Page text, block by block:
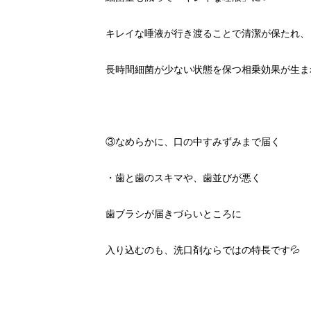
キレイな唾液が行き渡ることで清潔が保たれ、
長時間細菌が少ない状態を保つ相乗効果が生
③なめらかに、口の中すみずみまで届く
・歯と歯のスキマや、歯並びが悪く
歯ブラシが届きづらいところに
入り込むのも、洗口剤ならではの特長です💦